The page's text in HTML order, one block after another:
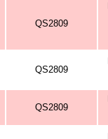
QS2809
QS2809
QS2809